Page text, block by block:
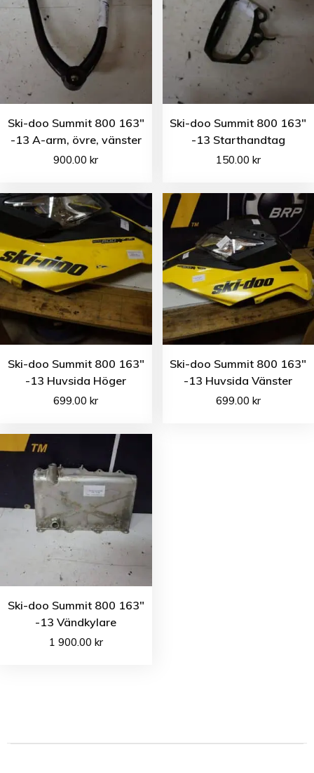
Ski-doo Summit 800 163″
-13 A-arm, övre, vänster
900.00kr
Ski-doo Summit 800 163″
-13 Starthandtag
150.00 kr
Ski-doo Summit 800 163″
-13 Huvsida Höger
699.00kr
Ski-doo Summit 800 163″
-13 Huvsida Vänster
699.00 kr
Ski-doo Summit 800 163″
-13 Vändkylare
1 900.00 kr